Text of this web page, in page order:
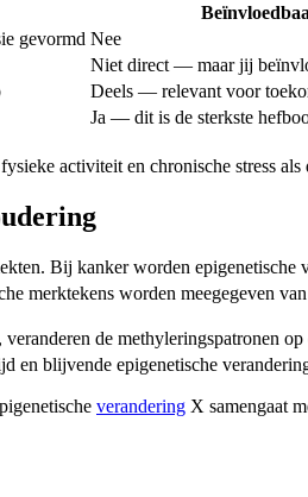
gevormd Nee
Niet direct — maar jij
Deels — relevant voor
Ja — dit is de sterkste
activiteit en chronische stress als
Bij kanker worden
merktekens worden
de methyleringspatronen
en blijvende epigenetische
verandering X samengaat